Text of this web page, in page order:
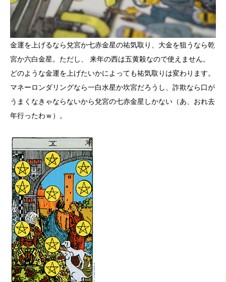
金運を上げるなら兌宮か七赤金星の祐気取り、大金を狙うなら乾
宮か六白金星。ただし、 来年の西は五黄殺なので使えません。
どのような金運を上げたいかによっても祐気取りは変わります。
マネーロンダリングなら一白水星か坎宮だろうし、詐欺なら口が
うまくなきゃならないから兌宮の七赤金星しかない（あ、おれ去
年行ったわｗ）。